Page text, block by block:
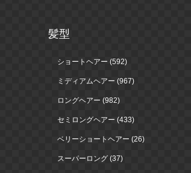
髪型
ショートヘアー (592)
ミディアムヘアー (967)
ロングヘアー (982)
セミロングヘアー (433)
ベリーショートヘアー (26)
スーパーロング (37)